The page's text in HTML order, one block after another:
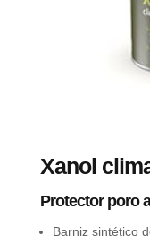
Xanol
Protector poro
Barniz sintético